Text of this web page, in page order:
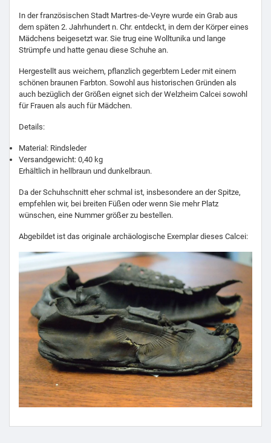
In der französischen Stadt Martres-de-Veyre wurde ein Grab aus
dem späten 2. Jahrhundert n. Chr. entdeckt, in dem der Körper eines
Mädchens beigesetzt war. Sie trug eine Wolltunika und lange
Strümpfe und hatte genau diese Schuhe an.
Hergestellt aus weichem, pflanzlich gegerbtem Leder mit einem
schönen braunen Farbton. Sowohl aus historischen Gründen als
auch bezüglich der Größen eignet sich der Welzheim Calcei sowohl
für Frauen als auch für Mädchen.
Details:
Material: Rindsleder
Versandgewicht: 0,40 kg
Erhältlich in hellbraun und dunkelbraun.
Da der Schuhschnitt eher schmal ist, insbesondere an der Spitze,
empfehlen wir, bei breiten Füßen oder wenn Sie mehr Platz
wünschen, eine Nummer größer zu bestellen.
Abgebildet ist das originale archäologische Exemplar dieses Calcei: